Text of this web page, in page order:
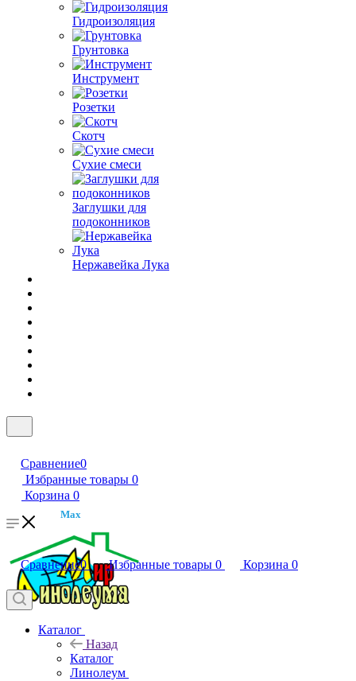
Гидроизоляция
Грунтовка
Инструмент
Розетки
Скотч
Сухие смеси
Заглушки для
подоконников
Нержавейка Лука
Сравнение0
Избранные товары 0
Корзина 0
Max
Сравнение0 Избранные товары 0 Корзина 0
Каталог
Назад
Каталог
Линолеум